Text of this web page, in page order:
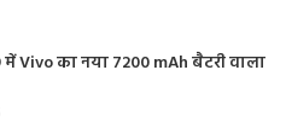
में Vivo का नया 7200 mAh बैटरी वाला